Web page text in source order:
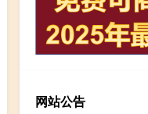
网站公告